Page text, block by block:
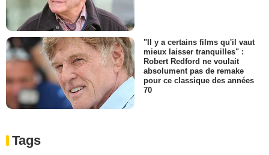
"Il y a certains films qu'il vaut
mieux laisser tranquilles" :
Robert Redford ne voulait
absolument pas de remake
pour ce classique des années
70
Tags